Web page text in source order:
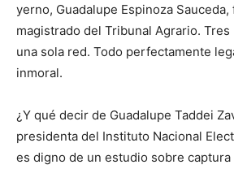
yerno, Guadalupe Espinoza
magistrado del Tribunal Agrario.
una sola red. Todo perfectamente
inmoral.
¿Y qué decir de Guadalupe Taddei
presidenta del Instituto Nacional
es digno de un estudio sobre